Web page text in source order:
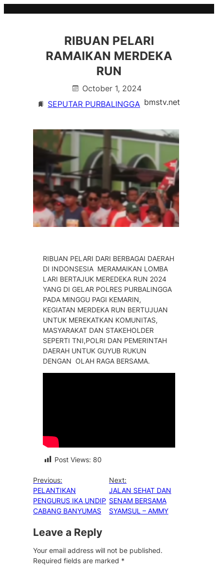
RIBUAN PELARI
RAMAIKAN MERDEKA
RUN
October 1, 2024
SEPUTAR PURBALINGGA bmstv.net
RIBUAN PELARI DARI BERBAGAI DAERAH
DI INDONSESIA MERAMAIKAN LOMBA
LARI BERTAJUK MEREDEKA RUN 2024
YANG DI GELAR POLRES PURBALINGGA
PADA MINGGU PAGI KEMARIN,
KEGIATAN MERDEKA RUN BERTUJUAN
UNTUK MEREKATKAN KOMUNITAS,
MASYARAKAT DAN STAKEHOLDER
SEPERTI TNI,POLRI DAN PEMERINTAH
DAERAH UNTUK GUYUB RUKUN
DENGAN OLAH RAGA BERSAMA.
Post Views: 80
Previous:
PELANTIKAN
PENGURUS IKA UNDIP
CABANG BANYUMAS
Next:
JALAN SEHAT DAN
SENAM BERSAMA
SYAMSUL – AMMY
Leave a Reply
Your email address will not be published.
Required fields are marked *